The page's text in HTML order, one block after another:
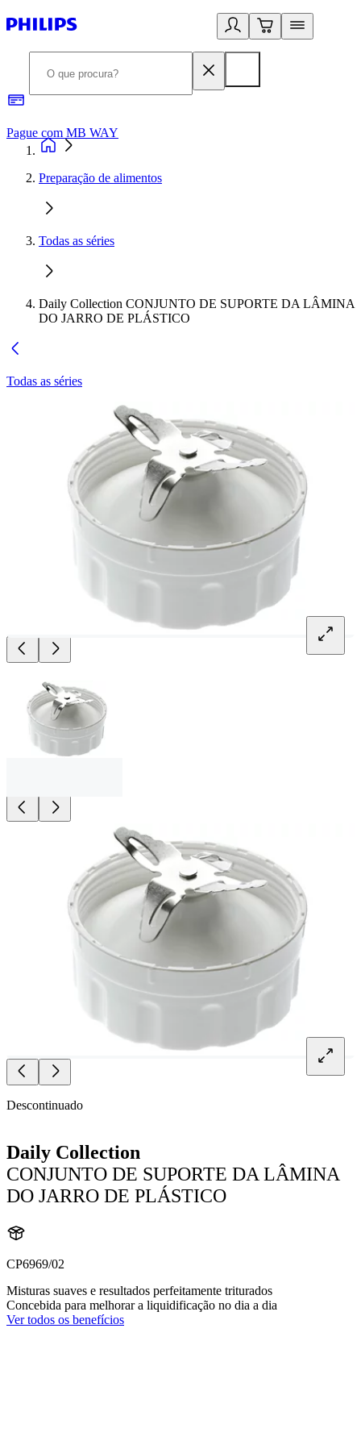
Pague com MB WAY
Preparação de alimentos
Todas as séries
Daily Collection CONJUNTO DE SUPORTE DA LÂMINA
DO JARRO DE PLÁSTICO
Todas as séries
Descontinuado
Daily Collection
CONJUNTO DE SUPORTE DA LÂMINA
DO JARRO DE PLÁSTICO
CP6969/02
Misturas suaves e resultados perfeitamente triturados
Concebida para melhorar a liquidificação no dia a dia
Ver todos os benefícios